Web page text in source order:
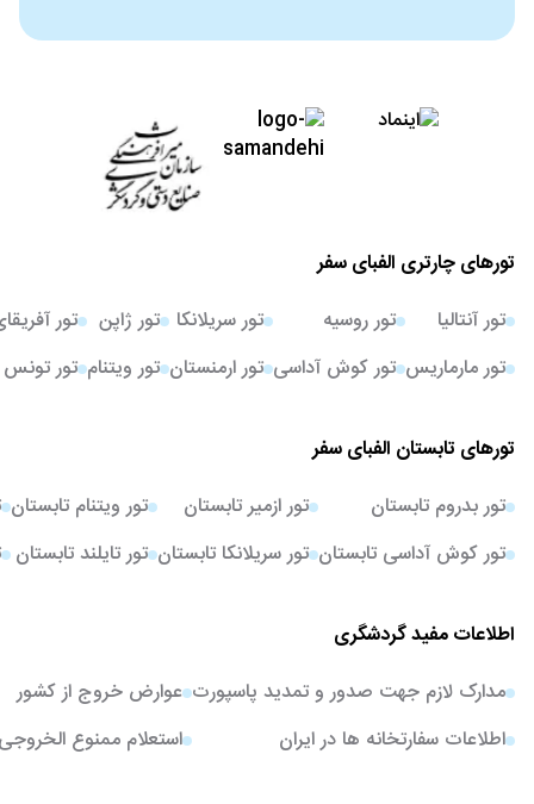
تورهای چارتری الفبای سفر
تور آنتالیا
تور مارماریس
تور روسیه
تور کوش آداسی
تور سریلانکا
تور ارمنستان
تور ژاپن
تور ویتنام
تور
تور تونس
تورهای تابستان الفبای سفر
تور بدروم تابستان
تور کوش آداسی تابستان
تور ازمیر تابستان
تور سریلانکا تابستان
تور ویتنام تابستان
تور تایلند تابستان
اطلاعات مفید گردشگری
مدارک لازم جهت صدور و تمدید پاسپورت
اطلاعات سفارتخانه ها در ایران
عوارض خروج از کشور
استعلام ممنوع